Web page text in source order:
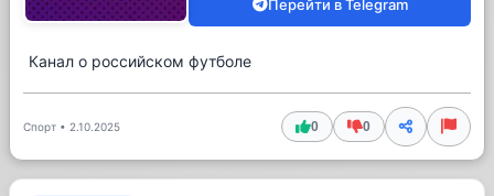
Перейти в Telegram
Канал о российском футболе
Спорт • 2.10.2025 0 0